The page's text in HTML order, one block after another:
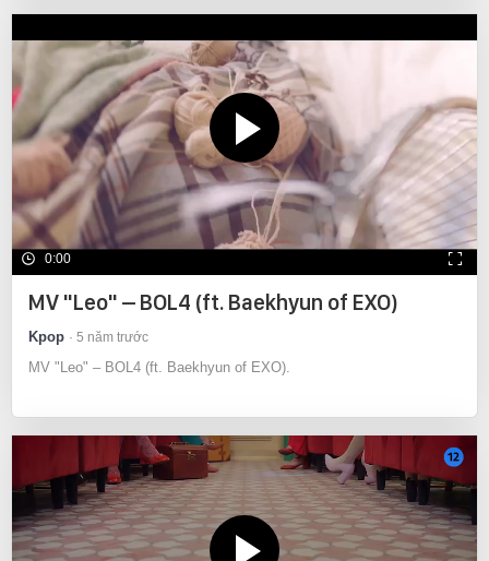
0:00
MV "Leo" – BOL4 (ft. Baekhyun of EXO)
Kpop 5 năm trước
MV "Leo" – BOL4 (ft. Baekhyun of EXO).